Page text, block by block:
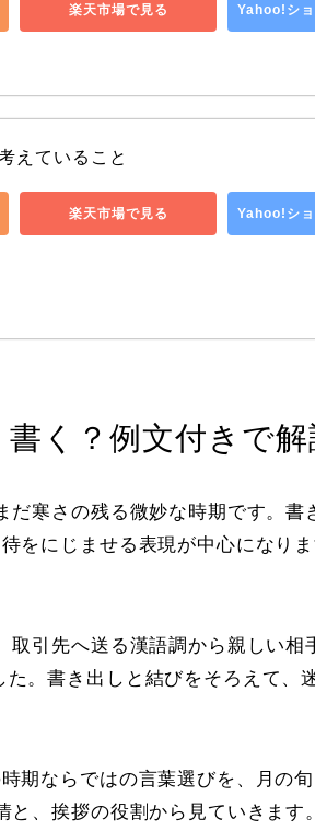
楽天市場で見る Yahoo!シ
えていること
楽天市場で見る Yahoo!シ
く？例文付きで解
寒さの残る微妙な時期です。書
をにじませる表現が中心になり
取引先へ送る漢語調から親しい
。書き出しと結びをそろえて、
期ならではの言葉選びを、月の
、挨拶の役割から見ていきます。